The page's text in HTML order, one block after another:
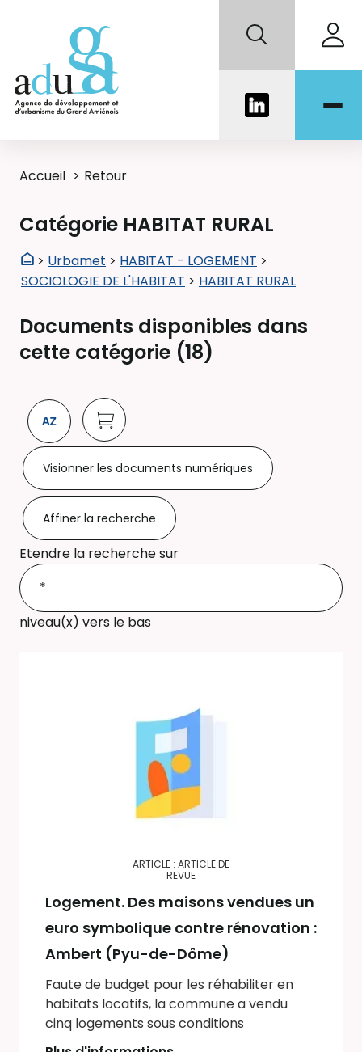
Accueil Retour
Catégorie HABITAT RURAL
> Urbamet > HABITAT - LOGEMENT >
SOCIOLOGIE DE L'HABITAT > HABITAT RURAL
Documents disponibles dans
cette catégorie (18)
Visionner les documents numériques
Affiner la recherche
Etendre la recherche sur
niveau(x) vers le bas
ARTICLE : ARTICLE DE
REVUE
Logement. Des maisons vendues un
euro symbolique contre rénovation :
Ambert (Pyu-de-Dôme)
Faute de budget pour les réhabiliter en
habitats locatifs, la commune a vendu
cinq logements sous conditions